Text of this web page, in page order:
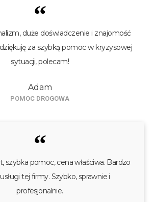
“
duże doświadczenie i znajomość
za szybką pomoc w kryzysowej
sytuacji, polecam!
Adam
POMOC DROGOWA
“
szybka pomoc, cena właściwa. Bardzo
tej firmy. Szybko, sprawnie i
profesjonalnie.